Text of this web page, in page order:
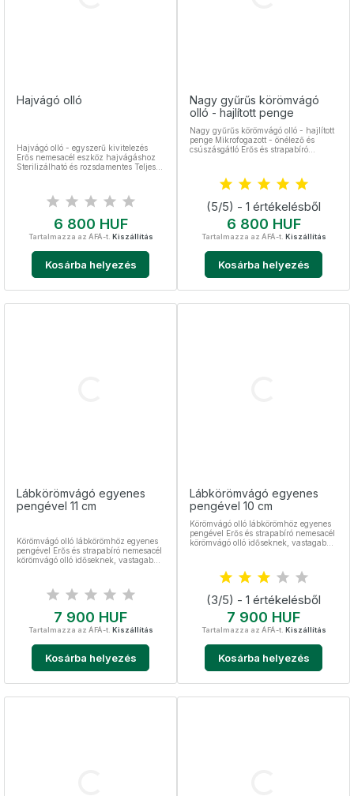
Hajvágó olló
Hajvágó olló - egyszerű kivitelezés
Erős nemesacél eszköz hajvágáshoz
Sterilizálható és rozsdamentes Teljes
Ár
6 800 HUF
Tartalmazza az ÁFÁ-t. Kiszállítás
Kosárba helyezés
Nagy gyűrűs körömvágó
olló - hajlított penge
Nagy gyűrűs körömvágó olló - hajlított
penge Mikrofogazott - önélező és
csúszásgátló Erős és strapabíró
mérete: magassága 28 mm,
szélessége 24 mm Nemesacél,
(5/5) - 1 értékelésből
Ár
6 800 HUF
Tartalmazza az ÁFÁ-t. Kiszállítás
Kosárba helyezés
Lábkörömvágó egyenes
pengével 11 cm
Körömvágó olló lábkörömhöz egyenes
pengével Erős és strapabíró nemesacél
körömvágó olló időseknek, vastagabb
benőtt körmöket is könnyedén elérheti
Teljes hossza 11 cm Nemesacél,
Ár
7 900 HUF
Tartalmazza az ÁFÁ-t. Kiszállítás
Kosárba helyezés
Lábkörömvágó egyenes
pengével 10 cm
Körömvágó olló lábkörömhöz egyenes
pengével Erős és strapabíró nemesacél
körömvágó olló időseknek, vastagabb
benőtt körmöket is könnyedén elérheti
Teljes hossza 10 cm Nemesacél,
(3/5) - 1 értékelésből
Ár
7 900 HUF
Tartalmazza az ÁFÁ-t. Kiszállítás
Kosárba helyezés